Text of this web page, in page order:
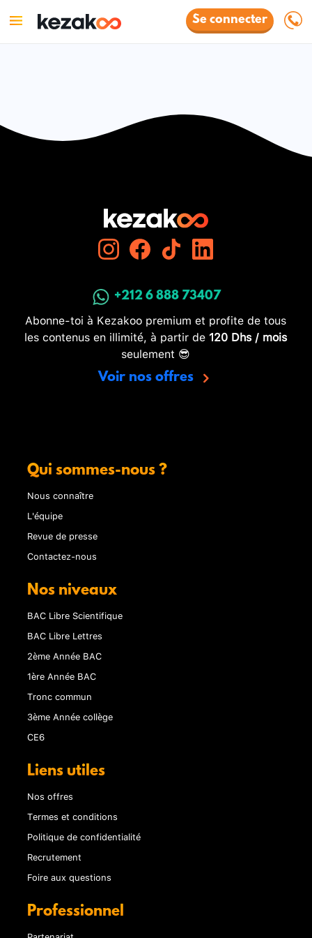
Se connecter
+212 6 888 73407
Abonne-toi à Kezakoo premium et profite de tous
les contenus en illimité, à partir de 120 Dhs / mois
seulement 😎
Voir nos offres
Qui sommes-nous ?
Nous connaître
L'équipe
Revue de presse
Contactez-nous
Nos niveaux
BAC Libre Scientifique
BAC Libre Lettres
2ème Année BAC
1ère Année BAC
Tronc commun
3ème Année collège
CE6
Liens utiles
Nos offres
Termes et conditions
Politique de confidentialité
Recrutement
Foire aux questions
Professionnel